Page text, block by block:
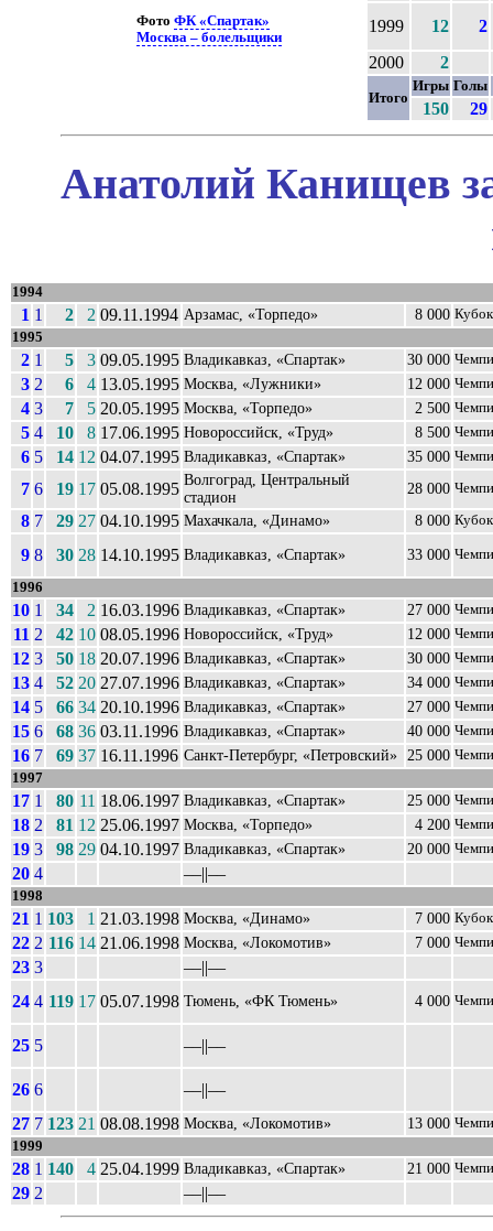
Фото ФК «Спартак»
Москва – болельщики
1999
12
2
2000
2
Итого
Игры Голы
150 29
Анатолий Канищев
1994
1 1 2 2 09.11.1994 Арзамас, «Торпедо» 8 000 Кубок
1995
2 1 5 3 09.05.1995 Владикавказ, «Спартак» 30 000
3 2 6 4 13.05.1995 Москва, «Лужники» 12 000
4 3 7 5 20.05.1995 Москва, «Торпедо» 2 500
5 4 10 8 17.06.1995 Новороссийск, «Труд» 8 500
6 5 14 12 04.07.1995 Владикавказ, «Спартак» 35 000
7 6 19 17 05.08.1995 Волгоград, Центральный
стадион
28 000
8 7 29 27 04.10.1995 Махачкала, «Динамо» 8 000 Кубок
9 8 30 28 14.10.1995 Владикавказ, «Спартак» 33 000
1996
10 1 34 2 16.03.1996 Владикавказ, «Спартак» 27 000
11 2 42 10 08.05.1996 Новороссийск, «Труд» 12 000
12 3 50 18 20.07.1996 Владикавказ, «Спартак» 30 000
13 4 52 20 27.07.1996 Владикавказ, «Спартак» 34 000
14 5 66 34 20.10.1996 Владикавказ, «Спартак» 27 000
15 6 68 36 03.11.1996 Владикавказ, «Спартак» 40 000
16 7 69 37 16.11.1996 Санкт-Петербург, «Петровский» 25 000
1997
17 1 80 11 18.06.1997 Владикавказ, «Спартак» 25 000
18 2 81 12 25.06.1997 Москва, «Торпедо» 4 200
19 3 98 29 04.10.1997 Владикавказ, «Спартак» 20 000
20 4 ––||––
1998
21 1 103 1 21.03.1998 Москва, «Динамо» 7 000 Кубок
22 2 116 14 21.06.1998 Москва, «Локомотив» 7 000
23 3
––||––
24 4 119 17 05.07.1998 Тюмень, «ФК Тюмень» 4 000
25 5 ––||––
26 6
––||––
27 7 123 21 08.08.1998 Москва, «Локомотив» 13 000
1999
28 1 140 4 25.04.1999 Владикавказ, «Спартак» 21 000
29 2 ––||––